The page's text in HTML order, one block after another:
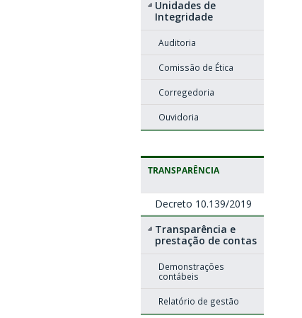
Unidades de
Integridade
Auditoria
Comissão de Ética
Corregedoria
Ouvidoria
TRANSPARÊNCIA
Decreto 10.139/2019
Transparência e
prestação de contas
Demonstrações
contábeis
Relatório de gestão